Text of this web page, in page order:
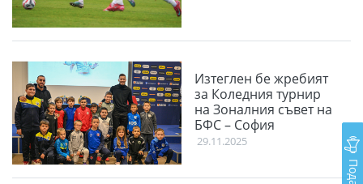
Изтеглен бе жребият
за Коледния турнир
на Зоналния съвет на
БФС – София
29.11.2025